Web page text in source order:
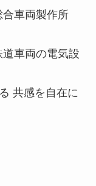
合車両製作所
車両の電気設
共感を自在に